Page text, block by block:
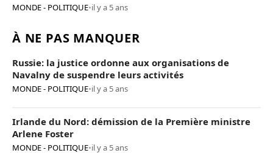
MONDE - POLITIQUE•il y a 5 ans
À NE PAS MANQUER
Russie: la justice ordonne aux organisations de
Navalny de suspendre leurs activités
MONDE - POLITIQUE•il y a 5 ans
Irlande du Nord: démission de la Première ministre
Arlene Foster
MONDE - POLITIQUE•il y a 5 ans